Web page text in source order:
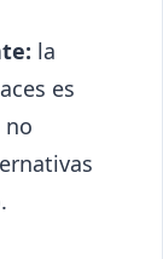
la
es
no